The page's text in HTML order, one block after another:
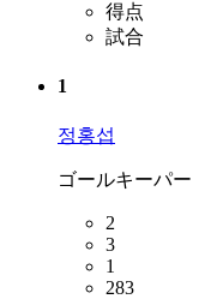
得点
試合
1
정홍섭
ゴールキーパー
2
3
1
283